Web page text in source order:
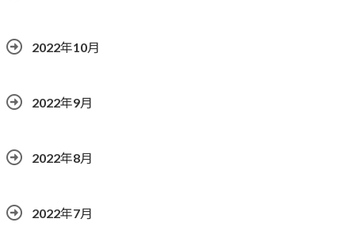
2022年10月
2022年9月
2022年8月
2022年7月